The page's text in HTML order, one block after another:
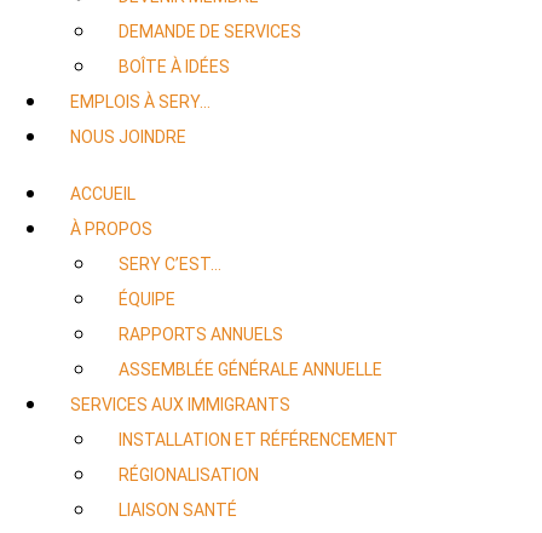
DEMANDE DE SERVICES
BOÎTE À IDÉES
EMPLOIS À SERY…
NOUS JOINDRE
ACCUEIL
À PROPOS
SERY C’EST…
ÉQUIPE
RAPPORTS ANNUELS
ASSEMBLÉE GÉNÉRALE ANNUELLE
SERVICES AUX IMMIGRANTS
INSTALLATION ET RÉFÉRENCEMENT
RÉGIONALISATION
LIAISON SANTÉ